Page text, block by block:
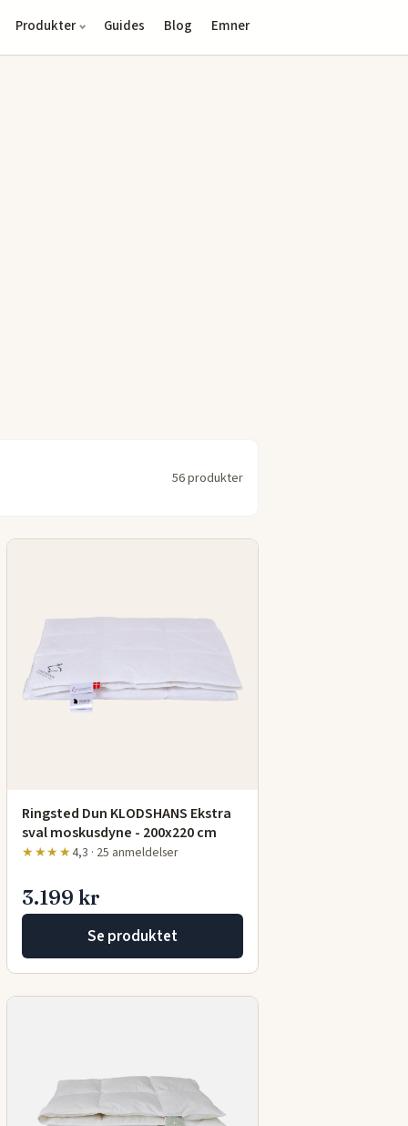
Produkter Guides Blog Emner
56 produkter
Ringsted Dun KLODSHANS Ekstra
sval moskusdyne - 200x220 cm
★★★★4,3 · 25 anmeldelser
3.199 kr
Se produktet